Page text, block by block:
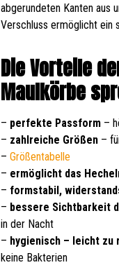
abgerundeten Kanten aus
Verschluss ermöglicht ein
Die Vorteile
Maulkörbe
– perfekte Passform –
– zahlreiche Größen –
–Größentabelle
– ermöglicht das
– formstabil,
– bessere Sichtbarkeit
in der Nacht
– hygienisch – leicht zu
keine Bakterien